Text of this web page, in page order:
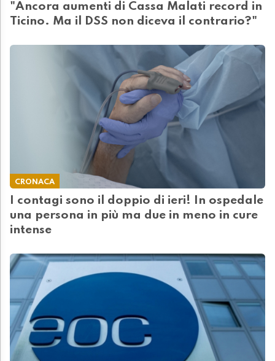
"Ancora aumenti di Cassa Malati record in
Ticino. Ma il DSS non diceva il contrario?"
CRONACA
I contagi sono il doppio di ieri! In ospedale
una persona in più ma due in meno in cure
intense